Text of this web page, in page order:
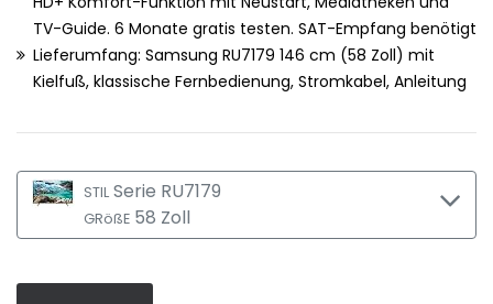
TV-Guide. 6 Monate gratis testen. SAT-Empfang benötigt
Lieferumfang: Samsung RU7179 146 cm (58 Zoll) mit
Kielfuß, klassische Fernbedienung, Stromkabel, Anleitung
STIL Serie RU7179
GRößE 58 Zoll